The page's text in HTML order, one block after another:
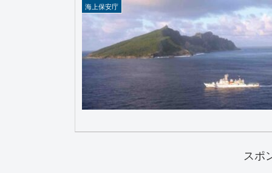
海上保安庁
スポ